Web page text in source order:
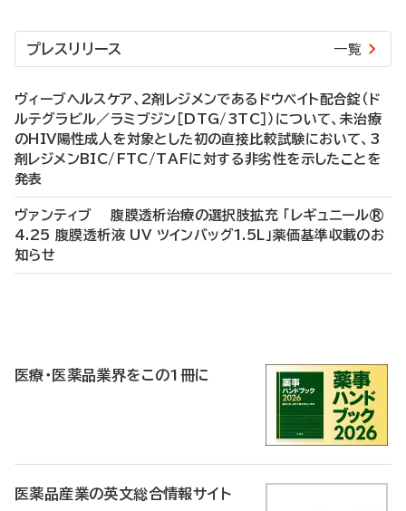
プレスリリース 一覧
ヴィーブヘルスケア、2剤レジメンであるドウベイト配合錠（ド
ルテグラビル／ラミブジン［DTG/3TC］）について、未治療
のHIV陽性成人を対象とした初の直接比較試験において、3
剤レジメンBIC/FTC/TAFに対する非劣性を示したことを
発表
ヴァンティブ 腹膜透析治療の選択肢拡充 「レギュニール®
4.25 腹膜透析液 UV ツインバッグ1.5L」薬価基準収載のお
知らせ
医療・医薬品業界をこの1冊に
医薬品産業の英文総合情報サイト